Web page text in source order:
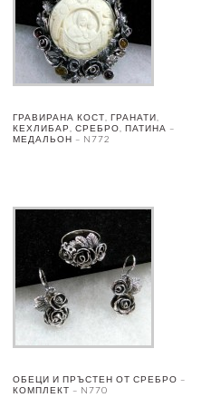
ГРАВИРАНА КОСТ, ГРАНАТИ,
КЕХЛИБАР, СРЕБРО, ПАТИНА –
МЕДАЛЬОН – N772
ОБЕЦИ И ПРЪСТЕН ОТ СРЕБРО –
КОМПЛЕКТ – N770